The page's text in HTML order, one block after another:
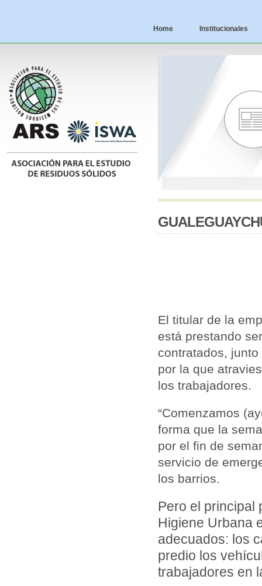
Home Institucionales
El titular de la
está prestando
contratados,
por la que
los trabajadores.
“Comenzamos
forma que la
por el fin de
servicio de
los barrios.
Pero el principal
Higiene Urbana
adecuados: los
predio los
trabajadores en